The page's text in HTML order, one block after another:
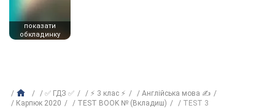
показати
обкладинку
✅ ГДЗ ✅ ⚡ 3 клас ⚡
Англійська мова ✍
Карпюк 2020
TEST BOOK № (Вкладиш) TEST 3